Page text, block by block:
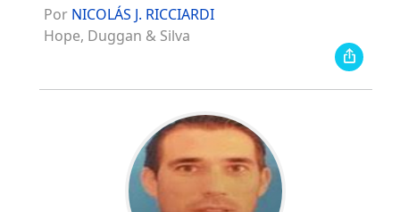
Por NICOLÁS J. RICCIARDI
Hope, Duggan & Silva